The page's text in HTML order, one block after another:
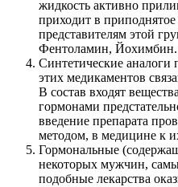
жидкость активно
приходит в
представителям этой
Фентоламин, Йохимбин.
Синтетические аналоги
этих медикаментов
В состав входят
гормонами
введение препарата
методом, в медицине к
Гормональные
некоторых мужчин,
подобные лекарства